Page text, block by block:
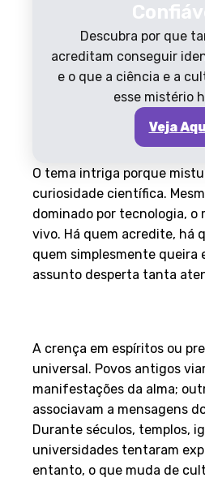
Descubra por que
acreditam conseguir
e o que a ciência e a
esse mistério
Veja
O tema intriga porque
curiosidade científica.
dominado por tecnologia, o
vivo. Há quem acredite, há
quem simplesmente queira
assunto desperta tanta
A crença em espíritos ou
universal. Povos antigos
manifestações da alma;
associavam a mensagens
Durante séculos, templos,
universidades tentaram
entanto, o que muda de